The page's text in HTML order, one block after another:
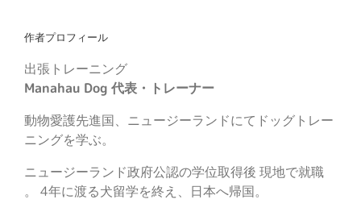
作者プロフィール
出張トレーニング
Manahau Dog 代表・トレーナー
動物愛護先進国、ニュージーランドにてドッグトレー
ニングを学ぶ。
ニュージーランド政府公認の学位取得後 現地で就職
。 4年に渡る犬留学を終え、日本へ帰国。